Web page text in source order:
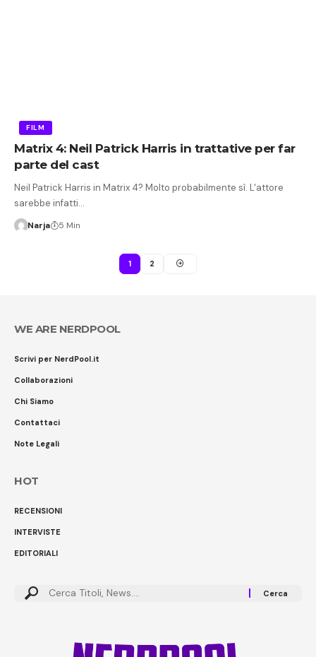
FILM
Matrix 4: Neil Patrick Harris in trattative per far
parte del cast
Neil Patrick Harris in Matrix 4? Molto probabilmente sì. L'attore
sarebbe infatti…
Narja 5 Min
1 2
WE ARE NERDPOOL
Scrivi per NerdPool.it
Collaborazioni
Chi Siamo
Contattaci
Note Legali
HOT
RECENSIONI
INTERVISTE
EDITORIALI
Cerca: